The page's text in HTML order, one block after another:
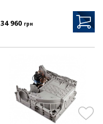
34 960 грн